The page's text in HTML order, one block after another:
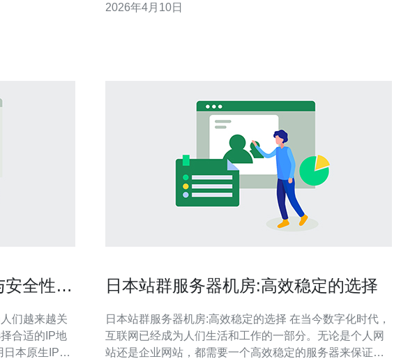
install whois mtr
2026年4月10日
全性探
们越来越关
合适的IP地
日本原生IP的
日本站群服务器机房:高效稳定的选择
日本站群服务器机房:高效稳定的选择 在当今数字化时代，
互联网已经成为人们生活和工作的一部分。无论是个人网
站还是企业网站，都需要一个高效稳定的服务器来保证网